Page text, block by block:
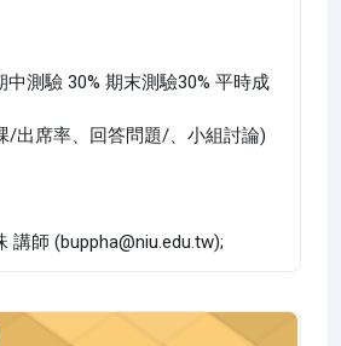
測驗 30% 期末測驗30% 平時成
/出席率、回答問題/、小組討論)
講師 (buppha@niu.edu.tw);